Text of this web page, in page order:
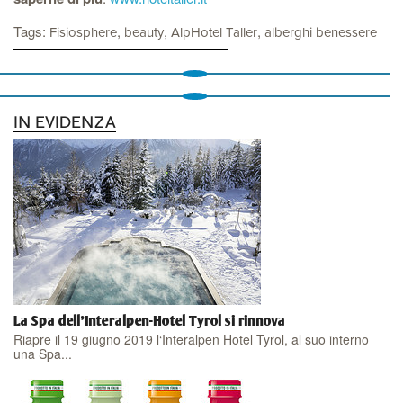
Tags: Fisiosphere, beauty, AlpHotel Taller, alberghi benessere
IN EVIDENZA
La Spa dell'Interalpen-Hotel Tyrol si rinnova
Riapre il 19 giugno 2019 l‘Interalpen Hotel Tyrol, al suo interno
una Spa...